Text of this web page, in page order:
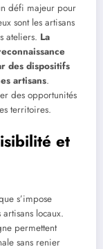
défi majeur pour
sont les artisans
ateliers. La
des dispositifs
artisans.
des opportunités
territoires.
et
s’impose
locaux.
permettent
sans renier